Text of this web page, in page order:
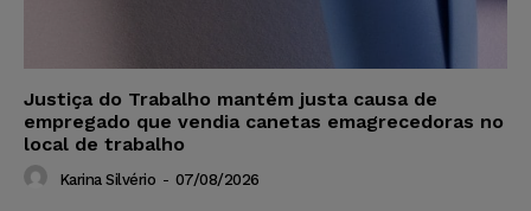
Justiça do Trabalho mantém justa causa de
empregado que vendia canetas emagrecedoras no
local de trabalho
Karina Silvério - 07/08/2026